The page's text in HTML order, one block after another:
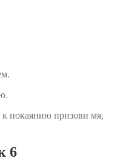
покаянию призови мя,
6